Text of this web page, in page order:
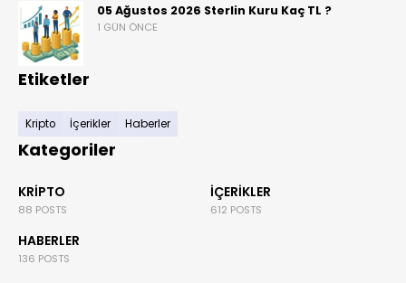
05 Ağustos 2026 Sterlin Kuru Kaç TL ?
1 GÜN ÖNCE
Etiketler
Kripto İçerikler Haberler
Kategoriler
KRIPTO
88 POSTS
İÇERIKLER
612 POSTS
HABERLER
136 POSTS